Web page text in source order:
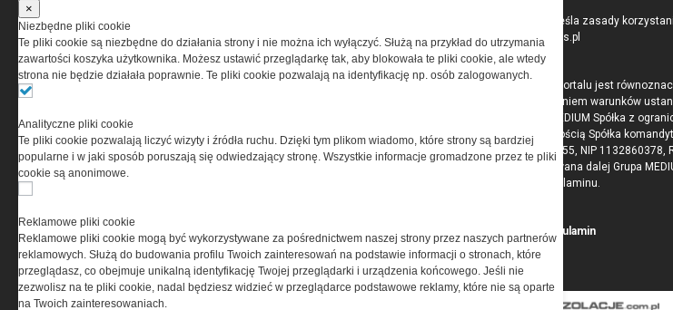
misjach bojowych, uzbrojeniu, umundurowaniu
i wyposażeniu jednostek specjalnych w kraju
i na świecie.
Regulamin określa zasady
www.special-ops.pl
Korzystanie z portalu jest
z zaakceptowaniem warunków
przez Grupa MEDIUM Spółka z
odpowiedzialnością Spółka
KRS: 0000537655, NIP 1132860378,
146393437 (zwana dalej Grupa
w postaci Regulaminu.
Przeczytaj regulamin
×
Niezbędne pliki cookie
Te pliki cookie są niezbędne do działania strony i nie można ich wyłączyć. Służą na przykład do utrzymania
zawartości koszyka użytkownika. Możesz ustawić przeglądarkę tak, aby blokowała te pliki cookie, ale wtedy
strona nie będzie działała poprawnie. Te pliki cookie pozwalają na identyfikację np. osób zalogowanych.
Analityczne pliki cookie
Te pliki cookie pozwalają liczyć wizyty i źródła ruchu. Dzięki tym plikom wiadomo, które strony są bardziej
popularne i w jaki sposób poruszają się odwiedzający stronę. Wszystkie informacje gromadzone przez te pliki
cookie są anonimowe.
Reklamowe pliki cookie
Reklamowe pliki cookie mogą być wykorzystywane za pośrednictwem naszej strony przez naszych partnerów
reklamowych. Służą do budowania profilu Twoich zainteresowań na podstawie informacji o stronach, które
przeglądasz, co obejmuje unikalną identyfikację Twojej przeglądarki i urządzenia końcowego. Jeśli nie
zezwolisz na te pliki cookie, nadal będziesz widzieć w przeglądarce podstawowe reklamy, które nie są oparte
na Twoich zainteresowaniach.